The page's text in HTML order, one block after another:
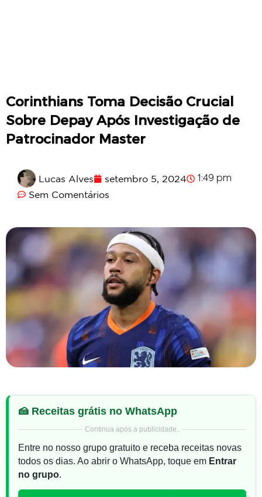
Corinthians Toma Decisão Crucial
Sobre Depay Após Investigação de
Patrocinador Master
Lucas Alves setembro 5, 2024 1:49 pm
Sem Comentários
🍰 Receitas grátis no WhatsApp
Continua após a publicidade..
Entre no nosso grupo gratuito e receba receitas novas
todos os dias. Ao abrir o WhatsApp, toque em Entrar
no grupo.